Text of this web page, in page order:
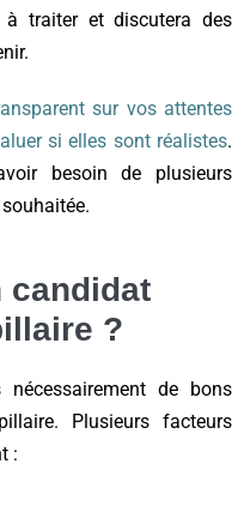
à traiter et discutera des
sur vos attentes
si elles sont réalistes.
besoin de plusieurs
candidat
?
de bons
Plusieurs facteurs
: